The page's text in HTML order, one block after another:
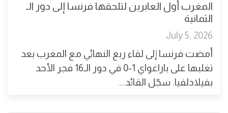
المغرب أول العابرين لتلحقها فرنسا إلى دور الـ
الثمانية
July 5, 2026
أمضت فرنسا إلى لقاء ربع النهائي مع المغرب بعد
تغلبها على باراغواي 1-0 في دور الـ16 فجر الأحد
بفيلادلفيا. سجّل القائد...